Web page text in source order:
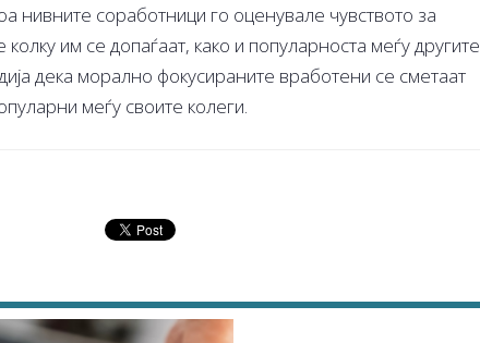
нивните соработници го оценувале чувството за
им се допаѓаат, како и популарноста меѓу другите
дека морално фокусираните вработени се сметаат
меѓу своите колеги.